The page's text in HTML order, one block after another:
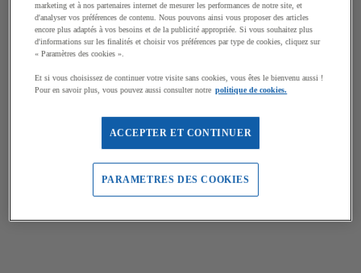
marketing et à nos partenaires internet de mesurer les performances de notre site, et
d'analyser vos préférences de contenu. Nous pouvons ainsi vous proposer des articles
encore plus adaptés à vos besoins et de la publicité appropriée. Si vous souhaitez plus
d'informations sur les finalités et choisir vos préférences par type de cookies, cliquez sur
« Paramètres des cookies ».
Et si vous choisissez de continuer votre visite sans cookies, vous êtes le bienvenu aussi !
Pour en savoir plus, vous pouvez aussi consulter notre politique de cookies.
ACCEPTER ET CONTINUER
PARAMETRES DES COOKIES